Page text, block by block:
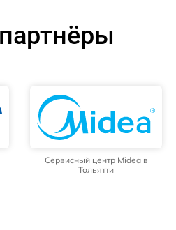
Сервисный центр Midea в
Тольятти